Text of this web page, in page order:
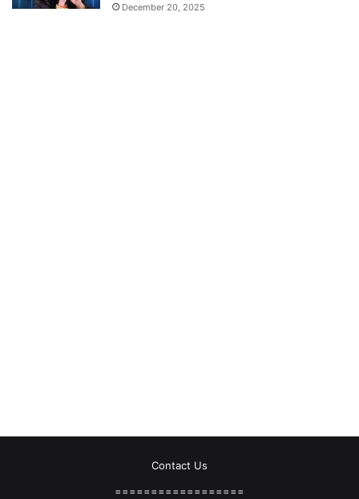
December 20, 2025
Contact Us
==================